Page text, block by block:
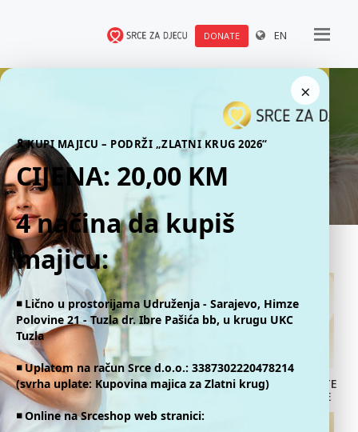
DONATE EN
×
🎗 KUPI MAJICU – PODRŽI „ZLATNI KRUG 2026“
CIJENA: 20,00 KM
4 načina da kupiš
majicu:
◾️ Lično u prostorijama Udruženja - Sarajevo, Himze
Polovine 21 - Tuzla dr. Ibre Pašića bb, u krugu UKC
Tuzla
◾️ Uplatom na račun Srce d.o.o.: 3387302220478214
(svrha uplate: Kupovina majica za Zlatni krug)
◾️ Online na Srceshop web stranici:
DONATE
ONLINE
Our stories